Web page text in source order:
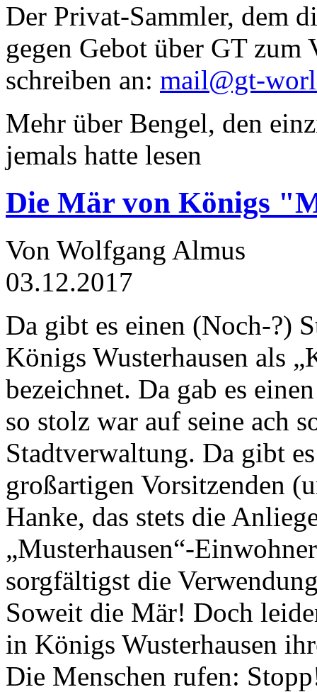
Der Privat-Sammler, dem
gegen Gebot über GT zum
schreiben an: mail@gt-
Mehr über Bengel, den
jemals hatte lesen
Die Mär von Königs
Von Wolfgang Almus
03.12.2017
Da gibt es einen (Noch-?)
Königs Wusterhausen als
bezeichnet. Da gab es
so stolz war auf seine ach
Stadtverwaltung. Da gibt
großartigen Vorsitzenden
Hanke, das stets die
„Musterhausen“-
sorgfältigst die
Soweit die Mär! Doch
in Königs Wusterhausen
Die Menschen rufen: